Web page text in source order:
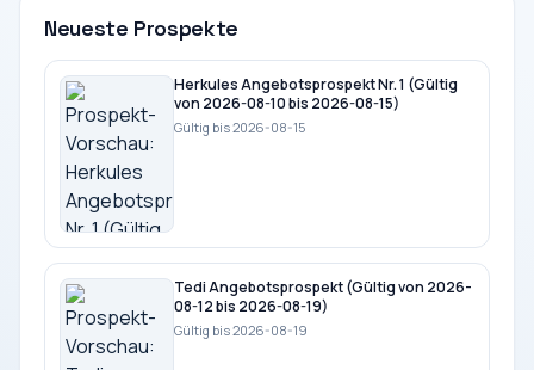
Neueste Prospekte
Herkules Angebotsprospekt Nr. 1 (Gültig
von 2026-08-10 bis 2026-08-15)
Gültig bis 2026-08-15
Tedi Angebotsprospekt (Gültig von 2026-
08-12 bis 2026-08-19)
Gültig bis 2026-08-19